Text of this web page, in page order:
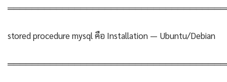
stored procedure mysql คือ Installation — Ubuntu/Debian